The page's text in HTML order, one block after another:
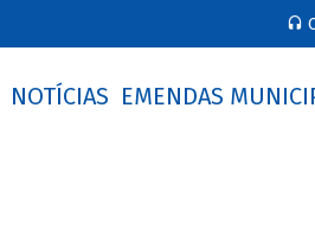
NOTÍCIAS EMENDAS